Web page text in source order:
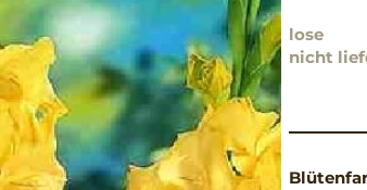
lose
nicht